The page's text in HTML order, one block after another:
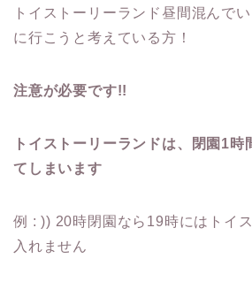
トイストーリーランド昼間混んで
に行こうと考えている方！
注意が必要です!!
トイストーリーランドは、閉園1時
てしまいます
例 : )) 20時閉園なら19時にはトイ
入れません